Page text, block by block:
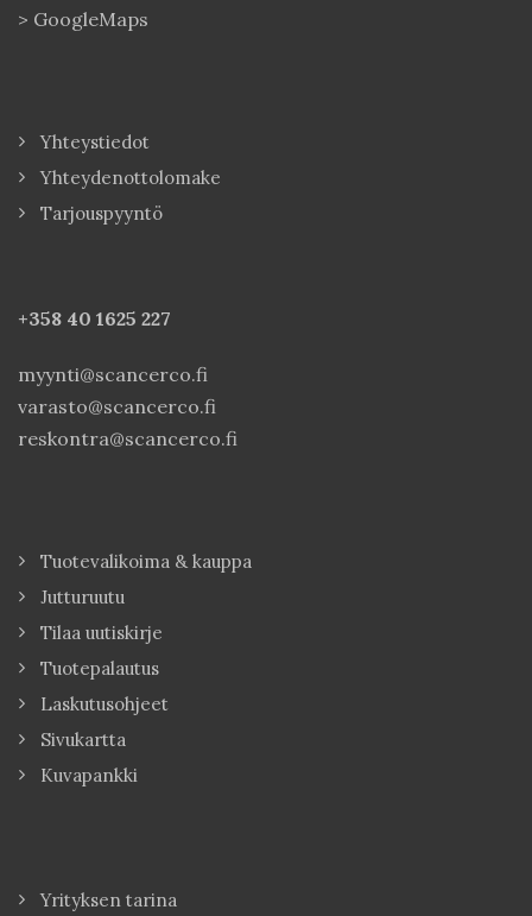
> GoogleMaps
Yhteystiedot
Yhteydenottolomake
Tarjouspyyntö
+358 40 1625 227
myynti@scancerco.fi
varasto@scancerco.fi
reskontra@scancerco.fi
Tuotevalikoima & kauppa
Jutturuutu
Tilaa uutiskirje
Tuotepalautus
Laskutusohjeet
Sivukartta
Kuvapankki
Yrityksen tarina